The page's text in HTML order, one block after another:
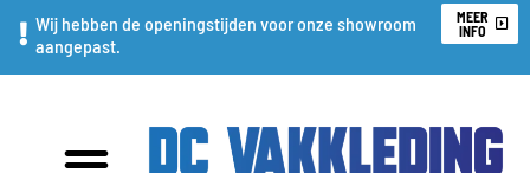
Ga
naar
Wij hebben de openingstijden voor onze showroom
aangepast.
MEER
INFO